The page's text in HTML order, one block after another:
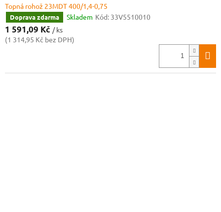
Topná rohož 23MDT 400/1,4-0,75
Doprava zdarma Skladem Kód: 33V5510010
1 591,09 Kč / ks
(1 314,95 Kč bez DPH)